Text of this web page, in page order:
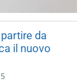
da
il nuovo